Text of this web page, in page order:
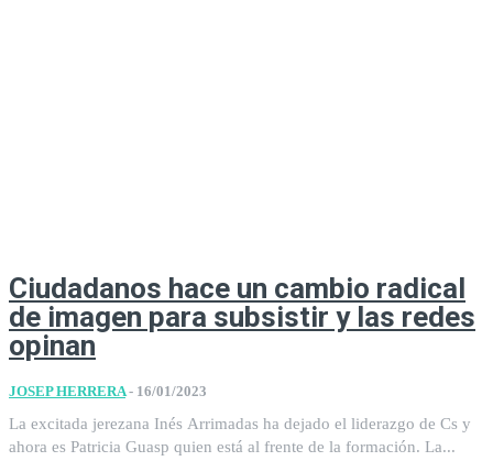
Ciudadanos hace un cambio radical
de imagen para subsistir y las redes
opinan
JOSEP HERRERA - 16/01/2023
La excitada jerezana Inés Arrimadas ha dejado el liderazgo de Cs y
ahora es Patricia Guasp quien está al frente de la formación. La...